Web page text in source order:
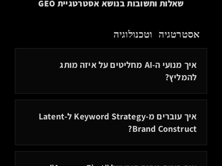
שאלות ותשובות בנושא אסטרטגיית GEO
אסטרטגיה וטכנולוגיה
איך מנועי ה-AI מחליטים על איזה מותג
להמליץ?
הבחירה היא מתמטית: חישובProximity (קרבה וקטורית)
במרחב רב-ממדי. המנוע ממליץ על המותג בעל ה-Cosine
Similarityהגבוה ביותר לצורך המשתמש.
ייחודיות האסטרטגיה של IntelligenceValley היא הניתוח
איך עוברים מ-Keyword Strategy ל-Latent
Brand Construct?
זונחים מילים בודדות לטובת בניית "ישות" (Entity)